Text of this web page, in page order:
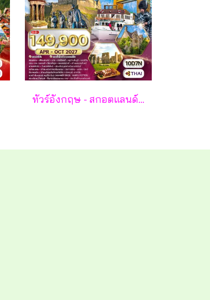
ทัวร์อังกฤษ - สกอตแลนด์ - เวลส์ 10 วัน - TG